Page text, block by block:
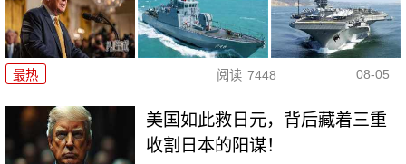
最热 阅读 7448 08-05
美国如此救日元，背后藏着三重
收割日本的阳谋！